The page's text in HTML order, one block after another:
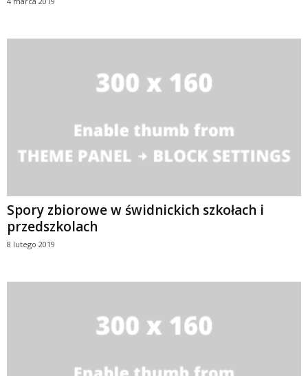
Spory zbiorowe w świdnickich szkołach i
przedszkolach
8 lutego 2019